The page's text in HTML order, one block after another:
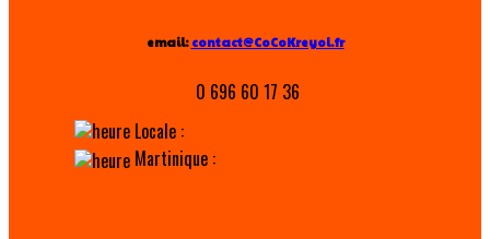
email: contact@CoCoKreyol.fr
0 696 60 17 36
Locale :
Martinique :